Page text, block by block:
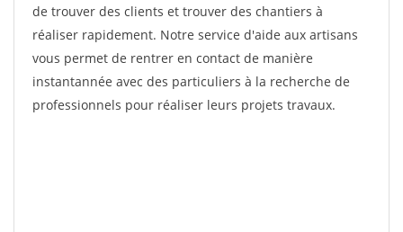
de trouver des clients et trouver des chantiers à
réaliser rapidement. Notre service d'aide aux artisans
vous permet de rentrer en contact de manière
instantannée avec des particuliers à la recherche de
professionnels pour réaliser leurs projets travaux.